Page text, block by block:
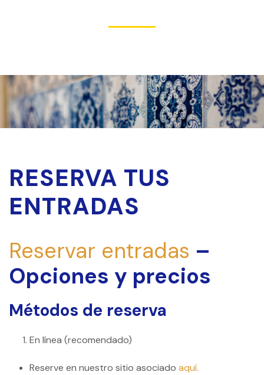
RESERVA TUS
ENTRADAS
Reservar entradas –
Opciones y precios
Métodos de reserva
En línea (recomendado)
Reserve en nuestro sitio asociado aquí.